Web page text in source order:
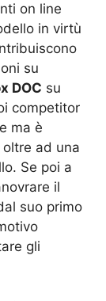
on line
in virtù
su
DOC su
competitor
ma è
ad una
Se poi a
il
suo primo
gli